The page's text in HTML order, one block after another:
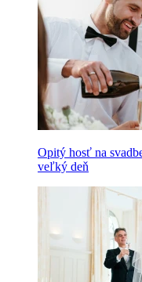
Opitý hosť na
veľký deň